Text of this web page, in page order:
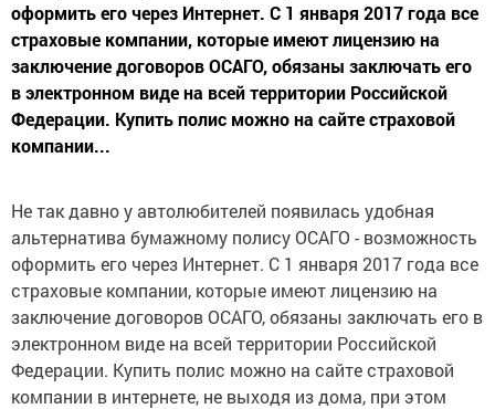
оформить его через Интернет. С 1 января 2017 года все
страховые компании, которые имеют лицензию на
заключение договоров ОСАГО, обязаны заключать его
в электронном виде на всей территории Российской
Федерации. Купить полис можно на сайте страховой
компании...
Не так давно у автолюбителей появилась удобная
альтернатива бумажному полису ОСАГО - возможность
оформить его через Интернет. С 1 января 2017 года все
страховые компании, которые имеют лицензию на
заключение договоров ОСАГО, обязаны заключать его в
электронном виде на всей территории Российской
Федерации. Купить полис можно на сайте страховой
компании в интернете, не выходя из дома, при этом